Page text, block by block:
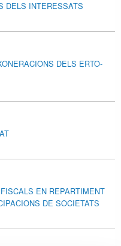
DELS INTERESSATS
DELS ERTO-
EN REPARTIMENT
DE SOCIETATS